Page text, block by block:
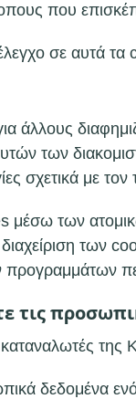
που
σε αυτά τα
άλλους
των
σχετικά με
μέσω των
των
προγραμμάτων
τις
της
δεδομένα